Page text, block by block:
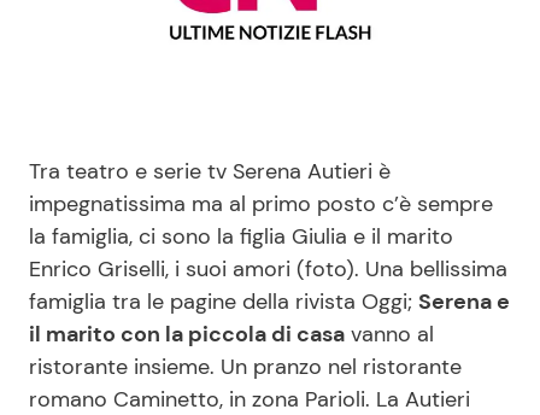
Moda e Style
Mondo Mamma
News benessere
Salute
Dolci
Le Ricette in TV
Primi Piatti
Ricette Facili e Veloci
Tra teatro e serie tv Serena Autieri è
impegnatissima ma al primo posto c’è sempre
la famiglia, ci sono la figlia Giulia e il marito
Enrico Griselli, i suoi amori (foto). Una bellissima
famiglia tra le pagine della rivista Oggi; Serena e
il marito con la piccola di casa vanno al
ristorante insieme. Un pranzo nel ristorante
romano Caminetto, in zona Parioli. La Autieri